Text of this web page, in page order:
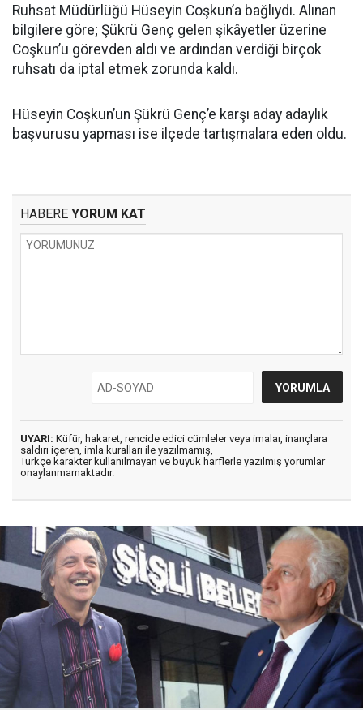
Ruhsat Müdürlüğü Hüseyin Coşkun’a bağlıydı. Alınan
bilgilere göre; Şükrü Genç gelen şikâyetler üzerine
Coşkun’u görevden aldı ve ardından verdiği birçok
ruhsatı da iptal etmek zorunda kaldı.
Hüseyin Coşkun’un Şükrü Genç’e karşı aday adaylık
başvurusu yapması ise ilçede tartışmalara eden oldu.
HABERE YORUM KAT
UYARI: Küfür, hakaret, rencide edici cümleler veya imalar, inançlara
saldırı içeren, imla kuralları ile yazılmamış,
Türkçe karakter kullanılmayan ve büyük harflerle yazılmış yorumlar
onaylanmamaktadır.